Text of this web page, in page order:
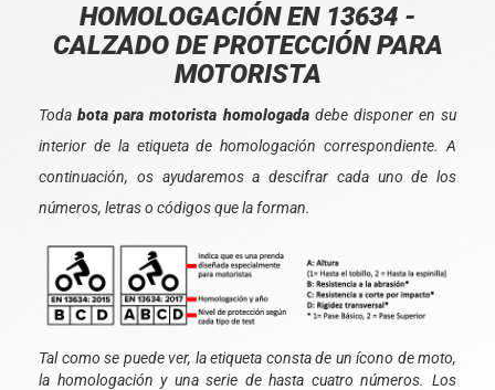
HOMOLOGACIÓN EN 13634 -
CALZADO DE PROTECCIÓN PARA
MOTORISTA
Todabota para motorista homologadadebe disponer en su
interior de la etiqueta de homologación correspondiente. A
continuación, os ayudaremos a descifrar cada uno de los
números, letras o códigos que la forman.
Tal como se puede ver, la etiqueta consta de un ícono de moto,
la homologación y una serie de hasta cuatro números. Los